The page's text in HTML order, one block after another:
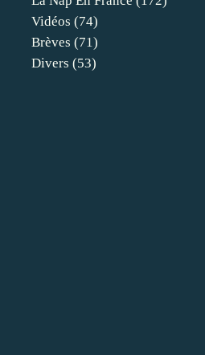
Vidéos (74)
Brèves (71)
Divers (53)